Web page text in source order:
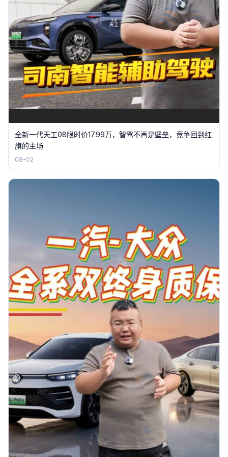
全新一代天工08限时价17.99万，智驾不再是壁垒，竞争回到红
旗的主场
08-02